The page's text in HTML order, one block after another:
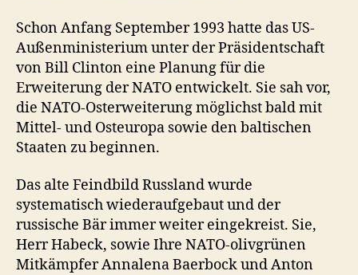
Schon Anfang September 1993 hatte das US-
Außenministerium unter der Präsidentschaft
von Bill Clinton eine Planung für die
Erweiterung der NATO entwickelt. Sie sah vor,
die NATO-Osterweiterung möglichst bald mit
Mittel- und Osteuropa sowie den baltischen
Staaten zu beginnen.
Das alte Feindbild Russland wurde
systematisch wiederaufgebaut und der
russische Bär immer weiter eingekreist. Sie,
Herr Habeck, sowie Ihre NATO-olivgrünen
Mitkämpfer Annalena Baerbock und Anton